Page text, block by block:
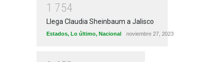
1 754
Llega Claudia Sheinbaum a Jalisco
Estados, Lo último, Nacional noviembre 27, 2023